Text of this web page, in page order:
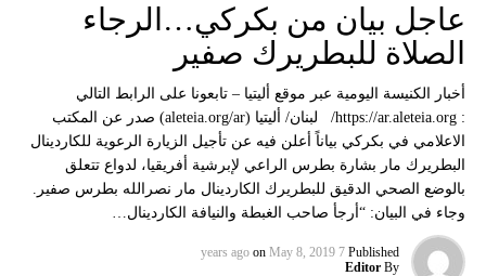
عاجل بيان من بكركي…الرجاء
الصلاة للبطريرك صفير
أخبار الكنيسة اليومية عبر موقع أليتيا – تابعونا على الرابط التالي
: https://ar.aleteia.org/ لبنان/ أليتيا (aleteia.org/ar) صدر عن المكتب
الاعلامي في بكركي بياناً أعلن فيه عن تأجيل الزيارة الرعوية للكاردينال
البطريرك مار بشارة بطرس الراعي لإبرشية أفريقيا، لدواع تتعلق
بالوضع الصحي الدقيق للبطريرك الكاردينال مار نصرالله بطرس صفير.
وجاء في البيان: “أرجأ صاحب الغبطة والنيافة الكاردينال…
Published
7 years ago
on May 8, 2019
By
Editor